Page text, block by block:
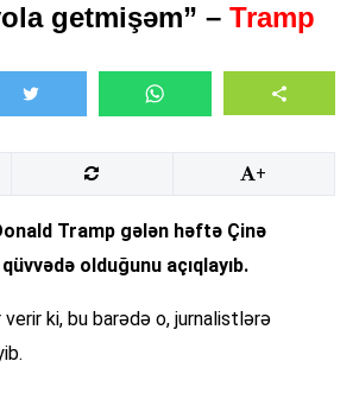
getmişəm” – Tramp
+
Tramp gələn həftə Çinə
olduğunu açıqlayıb.
verir ki, bu barədə o, jurnalistlərə